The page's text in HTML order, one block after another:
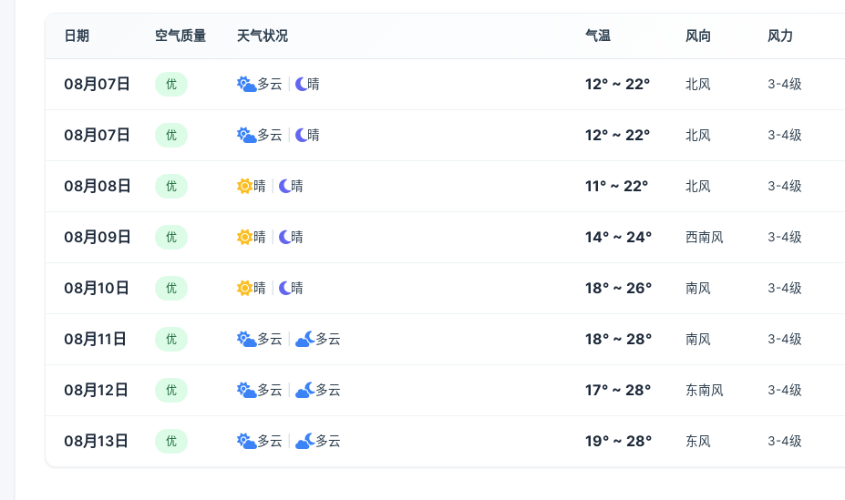
日期 空气质量 天气状况 气温 风向 风力
08月07日 优 多云 晴 12° ~ 22° 北风 3-4级
08月07日 优 多云 晴 12° ~ 22° 北风 3-4级
08月08日 优 晴 晴 11° ~ 22° 北风 3-4级
08月09日 优 晴 晴 14° ~ 24° 西南风 3-4级
08月10日 优 晴 晴 18° ~ 26° 南风 3-4级
08月11日 优 多云 多云 18° ~ 28° 南风 3-4级
08月12日 优 多云 多云 17° ~ 28° 东南风 3-4级
08月13日 优 多云 多云 19° ~ 28° 东风 3-4级